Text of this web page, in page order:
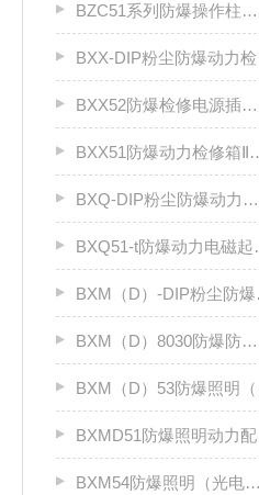
BZC51系列防爆操作柱（Ⅱ B）LCZ
BXX-DIP粉尘防爆动力检修箱DIP A20
BXX52防爆检修电源插座箱ⅡB、ⅡC
BXX51防爆动力检修箱ⅡB、ⅡC
BXQ-DIP粉尘防爆动力（电磁）起动箱
BXQ51-t防爆动力电磁起动箱
BXM（D）-DIP粉尘防爆照明（动力）配电箱
BXM（D）8030防爆防腐照明动力配电箱（Ⅱ C）
BXM（D）53防爆照明（动力）配电箱ⅡC
BXMD51防爆照明动力配电箱
BXM54防爆照明（光电效应）配电箱